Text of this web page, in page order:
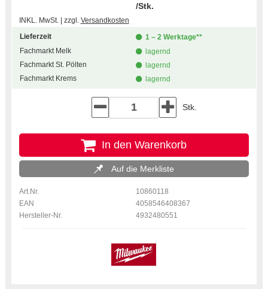
/Stk.
INKL. MwSt. | zzgl. Versandkosten
Lieferzeit
1 – 2 Werktage**
Fachmarkt Melk
lagernd
Fachmarkt St. Pölten
lagernd
Fachmarkt Krems
lagernd
Stk.
In den Warenkorb
Auf die Merkliste
Art.Nr.
10860118
EAN
4058546408367
Hersteller-Nr.
4932480551